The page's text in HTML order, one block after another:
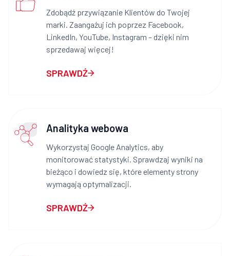
Zdobądź przywiązanie Klientów do Twojej
marki. Zaangażuj ich poprzez Facebook,
LinkedIn, YouTube, Instagram – dzięki nim
sprzedawaj więcej!
SPRAWDŹ
Analityka webowa
Wykorzystaj Google Analytics, aby
monitorować statystyki. Sprawdzaj wyniki na
bieżąco i dowiedz się, które elementy strony
wymagają optymalizacji.
SPRAWDŹ